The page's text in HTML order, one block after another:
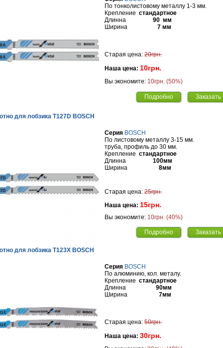
По тонколистовому металлу 1-3 мм.
Крепление стандартное
Длинна 90 мм
Ширина 7 мм
Старая цена: 20грн.
Наша цена: 10грн.
Вы экономите: 10грн. (50%)
Подробно Заказать
для лобзика Т127D BOSCH
Серия BOSCH
По листовому металлу 3-15 мм.
труба, профиль до 30 мм.
Крепление стандартное
Длинна 100мм
Ширина 8мм
Старая цена: 25грн.
Наша цена: 15грн.
Вы экономите: 10грн. (40%)
Подробно Заказать
для лобзика Т123X BOSCH
Серия BOSCH
По алюминию, кол. металу.
Крепление стандартное
Длинна 90мм
Ширина 7мм
Старая цена: 50грн.
Наша цена: 30грн.